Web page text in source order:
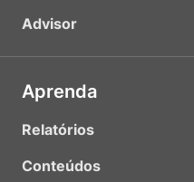
Advisor
Aprenda
Relatórios
Conteúdos